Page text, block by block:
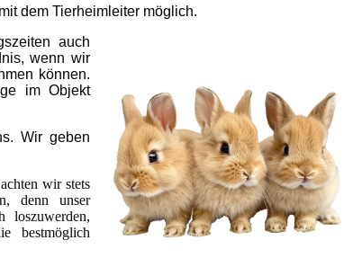
dem Tierheimleiter möglich.
auch
wenn wir
können.
im Objekt
Wir geben
wir stets
denn unser
loszuwerden,
bestmöglich